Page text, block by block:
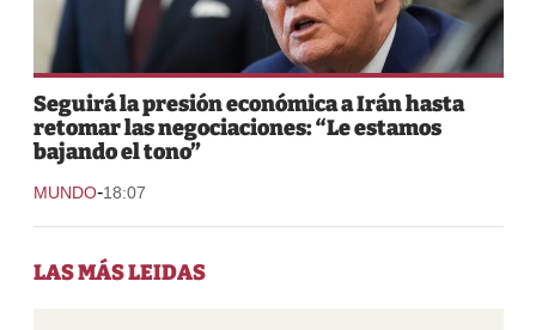
Seguirá la presión económica a Irán hasta
retomar las negociaciones: “Le estamos
bajando el tono”
MUNDO-18:07
LAS MÁS LEIDAS